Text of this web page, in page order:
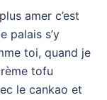
amer c’est
palais s’y
toi, quand je
tofu
le cankao et